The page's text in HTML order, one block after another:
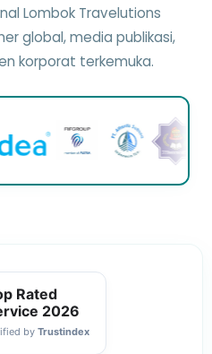
Lombok Travelutions
global, media publikasi,
korporat terkemuka.
Rated
2026
by Trustindex